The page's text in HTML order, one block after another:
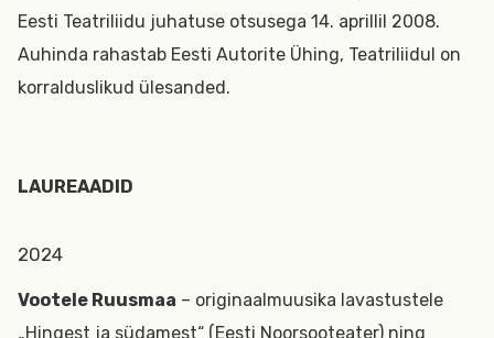
Eesti Teatriliidu juhatuse otsusega 14. aprillil 2008.
Auhinda rahastab Eesti Autorite Ühing, Teatriliidul on
korralduslikud ülesanded.
LAUREAADID
2024
Vootele Ruusmaa – originaalmuusika lavastustele
„Hingest ja südamest“ (Eesti Noorsooteater) ning